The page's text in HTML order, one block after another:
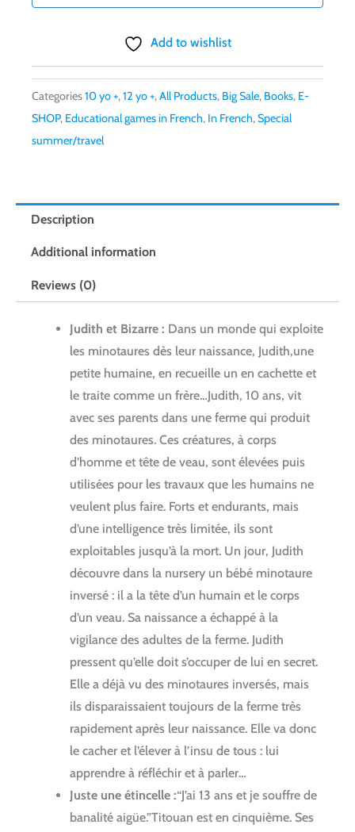
Add to wishlist
Categories10 yo +,12 yo +,All Products, Big Sale, Books, E-
SHOP, Educational games in French, In French,Special
summer/travel
Description
Additional information
Reviews (0)
Judith et Bizarre : Dans un monde qui exploite
les minotaures dès leur naissance, Judith,une
petite humaine, en recueille un en cachette et
le traite comme un frère…Judith, 10 ans, vit
avec ses parents dans une ferme qui produit
des minotaures. Ces créatures, à corps
d’homme et tête de veau, sont élevées puis
utilisées pour les travaux que les humains ne
veulent plus faire. Forts et endurants, mais
d’une intelligence très limitée, ils sont
exploitables jusqu’à la mort. Un jour, Judith
découvre dans la nursery un bébé minotaure
inversé : il a la tête d’un humain et le corps
d’un veau. Sa naissance a échappé à la
vigilance des adultes de la ferme. Judith
pressent qu’elle doit s’occuper de lui en secret.
Elle a déjà vu des minotaures inversés, mais
ils disparaissaient toujours de la ferme très
rapidement après leur naissance. Elle va donc
le cacher et l’élever à l’insu de tous : lui
apprendre à réfléchir et à parler…
Juste une étincelle :“J’ai 13 ans et je souffre de
banalité aigüe.”Titouan est en cinquième. Ses